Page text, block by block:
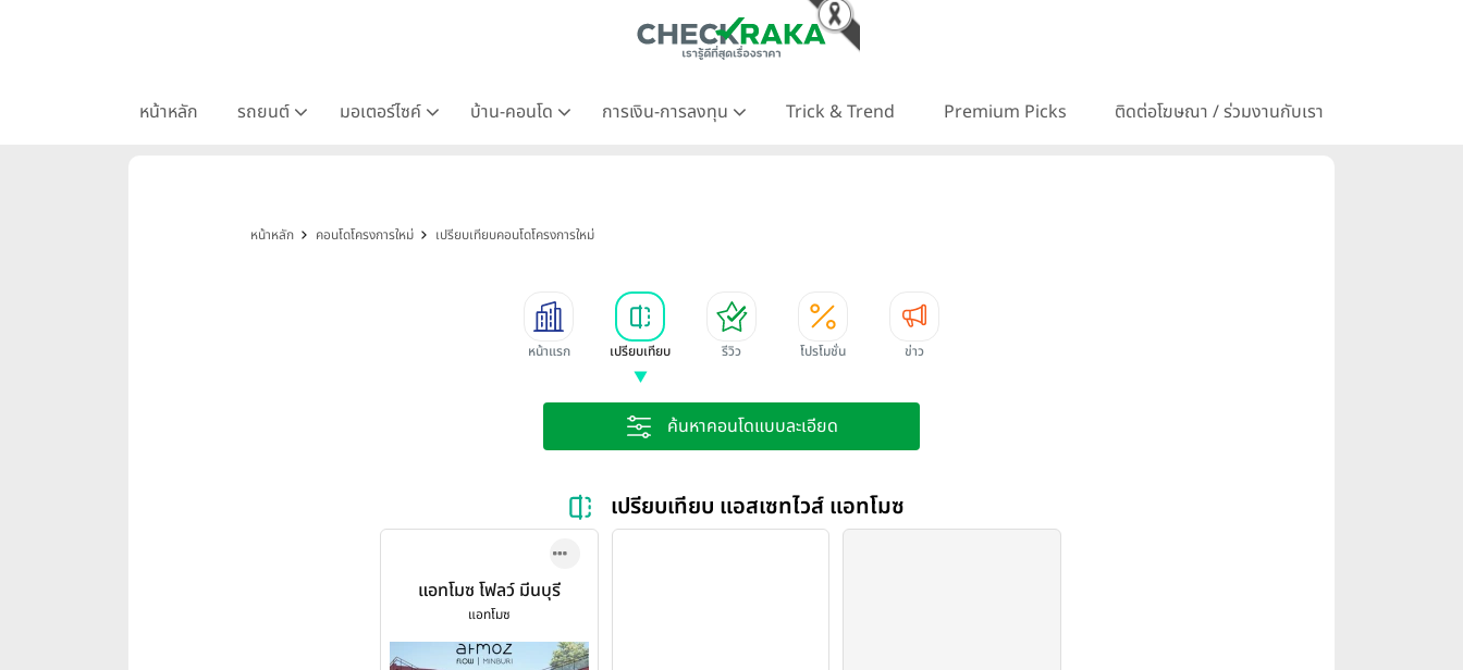
หน้าหลัก รถยนต์ มอเตอร์ไซค์ บ้าน-คอนโด การเงิน-การลงทุน Trick & Trend Premium Picks ติดต่อโฆษณา / ร่วมงานกับเรา
หน้าหลัก คอนโดโครงการใหม่ เปรียบเทียบคอนโดโครงการใหม่
หน้าแรก เปรียบเทียบ รีวิว โปรโมชั่น ข่าว
ค้นหาคอนโดแบบละเอียด
เปรียบเทียบ แอสเซทไวส์ แอทโมซ
แอทโมซ โฟลว์ มีนบุรี
(Atmoz Flow Minburi)
แอทโมซ